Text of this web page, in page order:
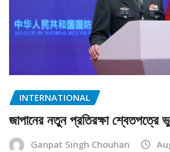
INTERNATIONAL
জাপানের নতুন প্রতিরক্ষা শ্বেতপত্রে
Ganpat Singh Chouhan